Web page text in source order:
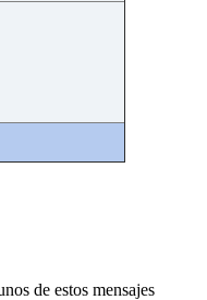
de estos mensajes